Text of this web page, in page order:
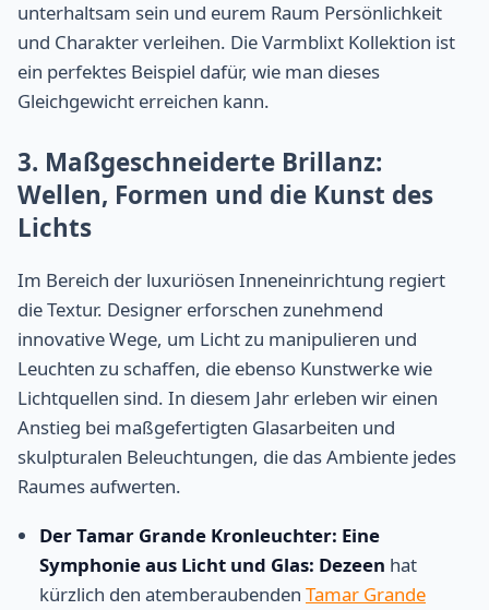
unterhaltsam sein und eurem Raum Persönlichkeit
und Charakter verleihen. Die Varmblixt Kollektion ist
ein perfektes Beispiel dafür, wie man dieses
Gleichgewicht erreichen kann.
3. Maßgeschneiderte Brillanz:
Wellen, Formen und die Kunst des
Lichts
Im Bereich der luxuriösen Inneneinrichtung regiert
die Textur. Designer erforschen zunehmend
innovative Wege, um Licht zu manipulieren und
Leuchten zu schaffen, die ebenso Kunstwerke wie
Lichtquellen sind. In diesem Jahr erleben wir einen
Anstieg bei maßgefertigten Glasarbeiten und
skulpturalen Beleuchtungen, die das Ambiente jedes
Raumes aufwerten.
Der Tamar Grande Kronleuchter: Eine
Symphonie aus Licht und Glas: Dezeen hat
kürzlich den atemberaubenden Tamar Grande